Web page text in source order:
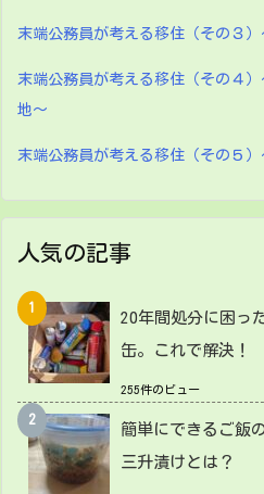
末端公務員が考える移住（その３
末端公務員が考える移住（その４
地～
末端公務員が考える移住（その５
人気の記事
20年間処分に困っ
缶。これで解決！
255件のビュー
簡単にできるご飯
三升漬けとは？